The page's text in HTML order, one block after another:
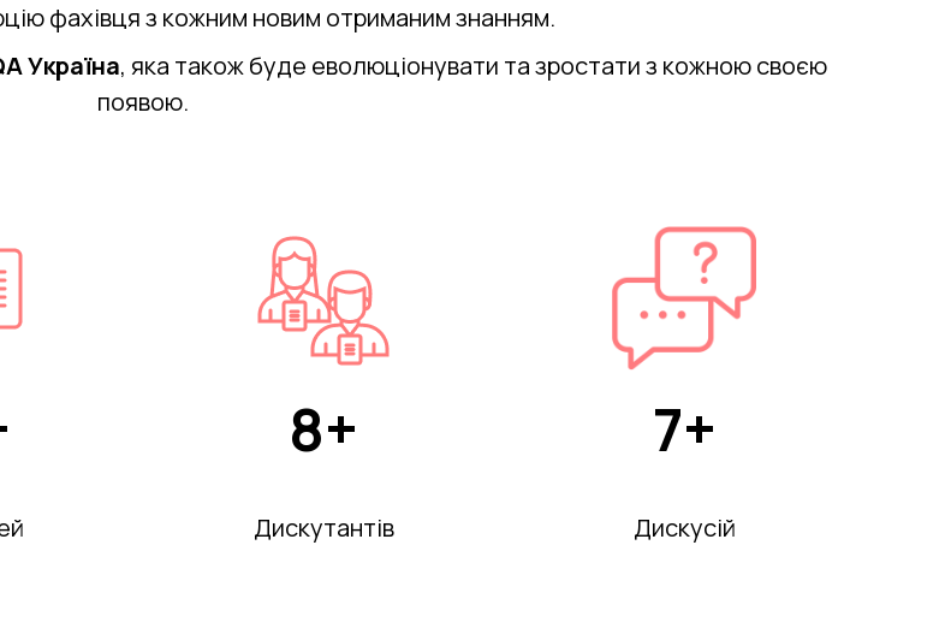
фахівця з кожним новим отриманим знанням.
Україна, яка також буде еволюціонувати та зростати з кожною своєю
появою.
8+
Дискутантів
7+
Дискусій